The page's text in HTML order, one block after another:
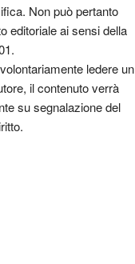
Non può pertanto
editoriale ai sensi della
ledere un
il contenuto verrà
su segnalazione del